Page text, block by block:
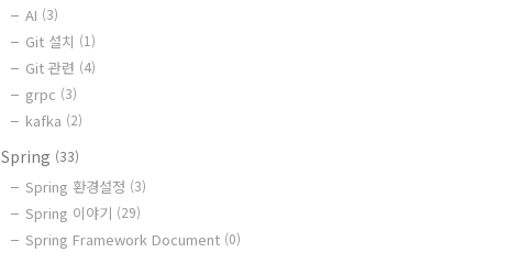
AI (3)
Git 설치 (1)
Git 관련 (4)
grpc (3)
kafka (2)
Spring (33)
Spring 환경설정 (3)
Spring 이야기 (29)
Spring Framework Document (0)